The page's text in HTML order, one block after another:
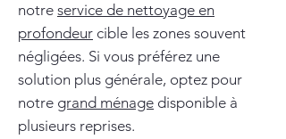
notre service de nettoyage en
profondeur cible les zones souvent
négligées. Si vous préférez une
solution plus générale, optez pour
notre grand ménage disponible à
plusieurs reprises.